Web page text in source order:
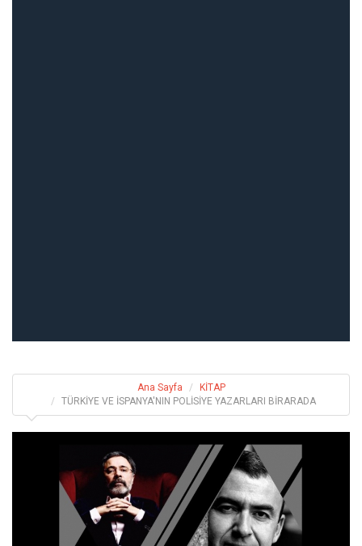
Ana Sayfa
KİTAP
TÜRKİYE VE İSPANYA'NIN POLİSİYE YAZARLARI BİRARADA